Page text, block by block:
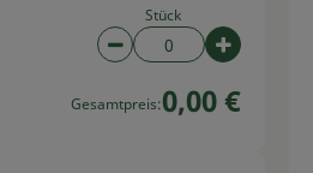
Stück
Artikelanzahl
Gesamtpreis:0,00 €